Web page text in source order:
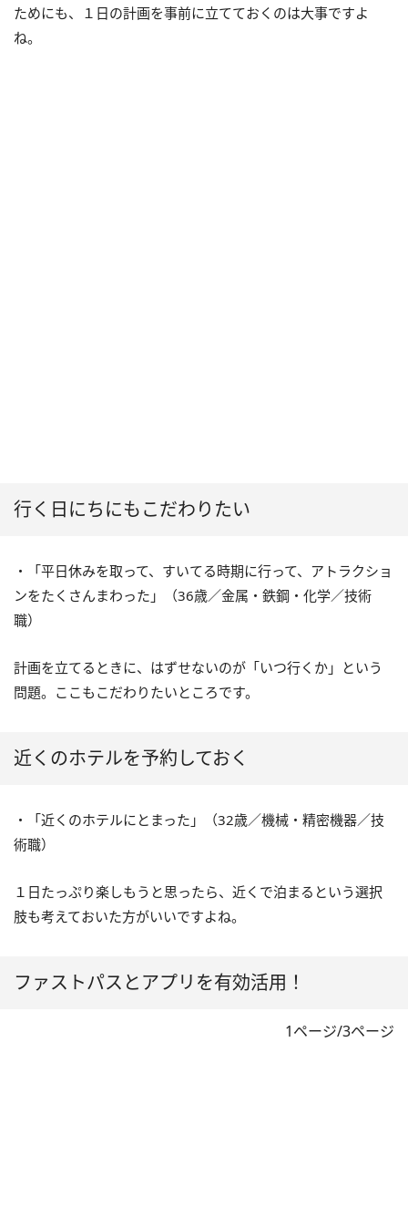
ためにも、１日の計画を事前に立てておくのは大事ですよ
ね。
行く日にちにもこだわりたい
・「平日休みを取って、すいてる時期に行って、アトラクショ
ンをたくさんまわった」（36歳／金属・鉄鋼・化学／技術
職）
計画を立てるときに、はずせないのが「いつ行くか」という
問題。ここもこだわりたいところです。
近くのホテルを予約しておく
・「近くのホテルにとまった」（32歳／機械・精密機器／技
術職）
１日たっぷり楽しもうと思ったら、近くで泊まるという選択
肢も考えておいた方がいいですよね。
ファストパスとアプリを有効活用！
1ページ/3ページ